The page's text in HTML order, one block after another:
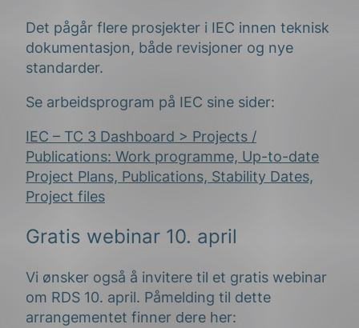
Det pågår flere prosjekter i IEC innen teknisk
dokumentasjon, både revisjoner og nye
standarder.
Se arbeidsprogram på IEC sine sider:
IEC – TC 3 Dashboard > Projects /
Publications: Work programme, Up-to-date
Project Plans, Publications, Stability Dates,
Project files
Gratis webinar 10. april
Vi ønsker også å invitere til et gratis webinar
om RDS 10. april. Påmelding til dette
arrangementet finner dere her: